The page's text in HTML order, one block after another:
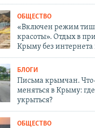
ОБЩЕСТВО
«Включен режим
красоты». Отдых в
Крыму без интернета
БЛОГИ
Письма крымчан. Что-
меняться в Крыму:
укрыться?
ОБЩЕСТВО